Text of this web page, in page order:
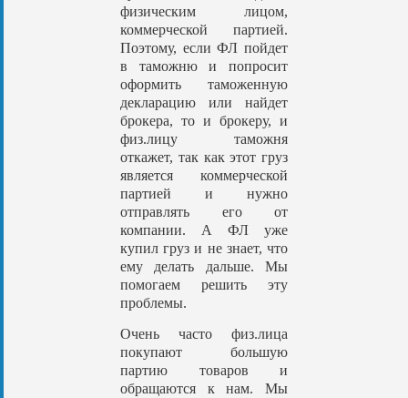
физическим лицом,
коммерческой партией.
Поэтому, если ФЛ пойдет
в таможню и попросит
оформить таможенную
декларацию или найдет
брокера, то и брокеру, и
физ.лицу таможня
откажет, так как этот груз
является коммерческой
партией и нужно
отправлять его от
компании. А ФЛ уже
купил груз и не знает, что
ему делать дальше. Мы
помогаем решить эту
проблемы.
Очень часто физ.лица
покупают большую
партию товаров и
обращаются к нам. Мы